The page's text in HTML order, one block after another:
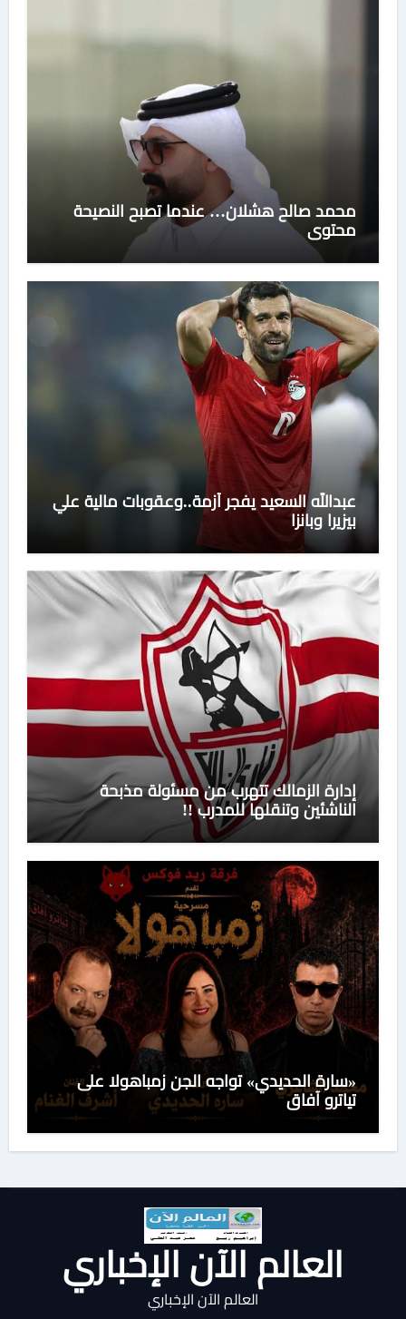
محمد صالح هشلان… عندما تصبح النصيحة
محتوى
عبدالله السعيد يفجر أزمة..وعقوبات مالية علي
بيزيرا وبانزا
إدارة الزمالك تتهرب من مسئولة مذبحة
الناشئين وتنقلها للمدرب !!
«سارة الحديدي» تواجه الجن زمباهولا على
تياترو آفاق
العالم الآن الإخباري
العالم الآن الإخباري